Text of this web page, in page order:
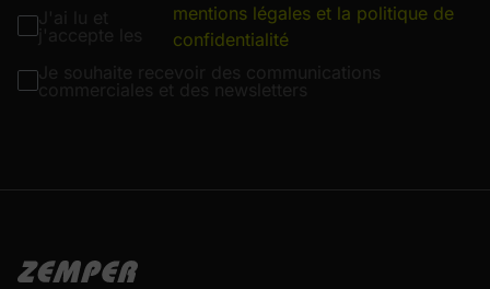
mentions légales et la politique de
confidentialité